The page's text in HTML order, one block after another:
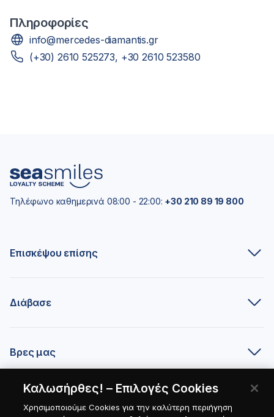
Πληροφορίες
info@mercedes-diamantis.gr
(+30) 2610 525273, +30 2610 523580
Τηλέφωνο καθημερινά 08:00 - 22:00: +30 210 89 19 800
Επισκέψου επίσης
Διάβασε
Βρες μας
Είσαι συνεργάτης;
Καλωσήρθες! – Επιλογές Cookies
Χρησιμοποιούμε Cookies για την καλύτερη περιήγηση